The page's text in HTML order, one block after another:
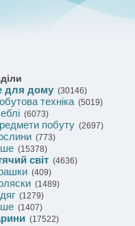
для дому (30146)
техніка(5019)
(6073)
побуту (2697)
(773)
(15378)
світ (4636)
(409)
(1489)
(1279)
(1407)
(17522)